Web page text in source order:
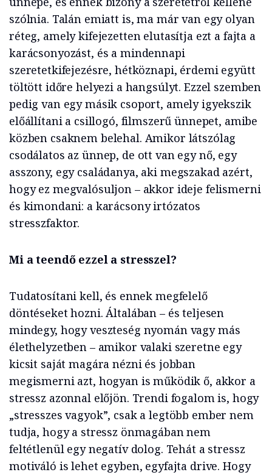
szólnia. Talán emiatt is, ma már van egy olyan
réteg, amely kifejezetten elutasítja ezt a fajta a
karácsonyozást, és a mindennapi
szeretetkifejezésre, hétköznapi, érdemi együtt
töltött időre helyezi a hangsúlyt. Ezzel szemben
pedig van egy másik csoport, amely igyekszik
előállítani a csillogó, filmszerű ünnepet, amibe
közben csaknem belehal. Amikor látszólag
csodálatos az ünnep, de ott van egy nő, egy
asszony, egy családanya, aki megszakad azért,
hogy ez megvalósuljon – akkor ideje felismerni
és kimondani: a karácsony irtózatos
stresszfaktor.
Mi a teendő ezzel a stresszel?
Tudatosítani kell, és ennek megfelelő
döntéseket hozni. Általában – és teljesen
mindegy, hogy veszteség nyomán vagy más
élethelyzetben – amikor valaki szeretne egy
kicsit saját magára nézni és jobban
megismerni azt, hogyan is működik ő, akkor a
stressz azonnal előjön. Trendi fogalom is, hogy
„stresszes vagyok”, csak a legtöbb ember nem
tudja, hogy a stressz önmagában nem
feltétlenül egy negatív dolog. Tehát a stressz
motiváló is lehet egyben, egyfajta drive. Hogy